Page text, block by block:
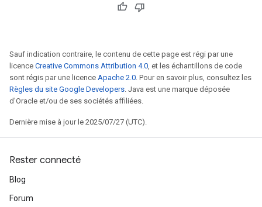
Sauf indication contraire, le contenu de cette page est régi par une
licence Creative Commons Attribution 4.0, et les échantillons de code
sont régis par une licence Apache 2.0. Pour en savoir plus, consultez les
Règles du site Google Developers. Java est une marque déposée
d'Oracle et/ou de ses sociétés affiliées.
Dernière mise à jour le 2025/07/27 (UTC).
Rester connecté
Blog
Forum